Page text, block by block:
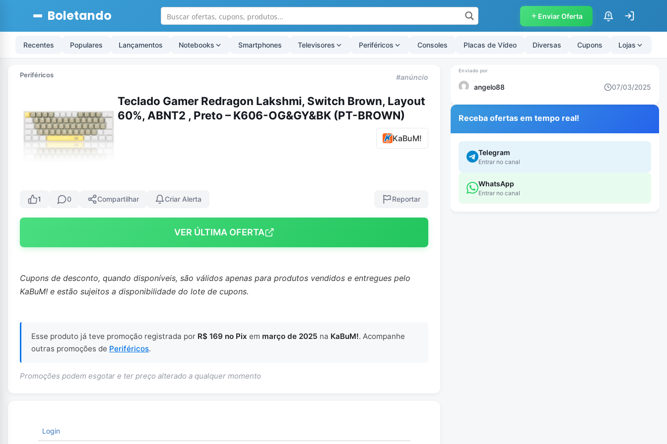
Boletando Enviar Oferta $
Recentes Populares Lançamentos Notebooks Smartphones Televisores Periféricos Consoles Placas de Vídeo Diversas Cupons Lojas
Periféricos #anúncio
Teclado Gamer Redragon Lakshmi, Switch Brown, Layout
60%, ABNT2 , Preto – K606-OG&GY&BK (PT-BROWN)
KaBuM!
1 0 Compartilhar Criar Alerta Reportar
VER ÚLTIMA OFERTA
Cupons de desconto, quando disponíveis, são válidos apenas para produtos vendidos e entregues pelo
KaBuM! e estão sujeitos a disponibilidade do lote de cupons.
Esse produto já teve promoção registrada por R$ 169 no Pix em março de 2025 na KaBuM!. Acompanhe
outras promoções de Periféricos.
Promoções podem esgotar e ter preço alterado a qualquer momento
Login
angelo88 07/03/2025
Receba ofertas em tempo real!
Telegram
Entrar no canal
WhatsApp
Entrar no canal